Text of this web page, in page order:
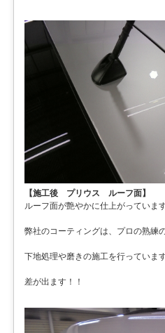
【施工後 プリウス ルーフ面】
ルーフ面が艶やかに仕上がっていま
弊社のコーティングは、プロの熟練
下地処理や磨きの施工を行っていま
差が出ます！！